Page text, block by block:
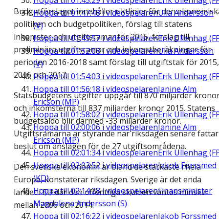
Hoppa till01:47:48i videospelarenUlla Andersson
(V)
Hoppa till01:49:57i videospelarenErik Ullenhag
Hoppa till01:52:08i videospelarenUlla Andersson
(V)
Hoppa till 01:54:03 i videospelarenErik Ullenhag
Hoppa till 01:56:18 i videospelarenJanine Alm
Ericson (MP)
Hoppa till01:58:02 i videospelarenErik Ullenhag
Hoppa till02:00:06i videospelarenJanine Alm
Ericson (MP)
Hoppa till02:01:34i videospelarenErik Ullenhag
Hoppa till02:03:52 i videospelarenJakob Forssmed
(KD)
Hoppa till02:14:28i videospelarenFinansminister
Magdalena Andersson (S)
Hoppa till 02:16:22 i videospelarenJakob Forssmed
Budgetförslaget innehåller riktlinjer för den
politiken och budgetpolitiken, förslag till statens
inkomster och utgiftsramar för 2015, förslag till
preliminära utgiftsramar och inkomstberäkningar för
perioden 2016-2018 samt förslag till utgiftstak för 2015,
2016 och 2017.
Statsbudgetens utgifter uppgår till 870 miljarder
och inkomsterna till 837 miljarder kronor 2015. Statens
budgetsaldo blir därmed -33 miljarder kronor.
Utgiftsramarna är styrande när riksdagen senare fattar
beslut om anslagen för de 27 utgiftsområdena.
Den svenska ekonomin är bland de starkaste i hela
Europa, konstaterar riksdagen. Sverige är det enda
landet i EU där den offentliga skulden väntas minska
mellan 2006 och 2014.